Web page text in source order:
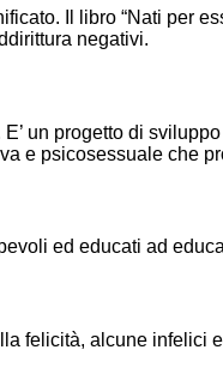
Il libro “Nati per
negativi.
E’ un progetto di
e psicosessuale che
ed educati ad
felicità, alcune